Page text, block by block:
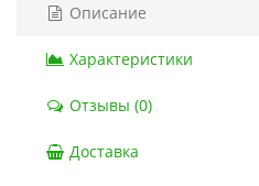
Описание
Характеристики
Отзывы (0)
Доставка